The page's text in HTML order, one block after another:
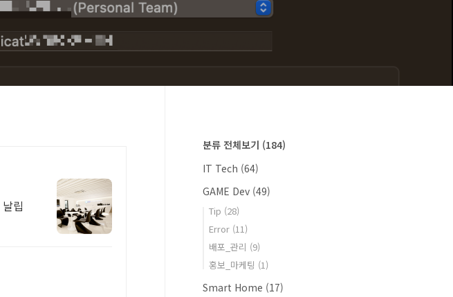
립
분류 전체보기 (184)
IT Tech (64)
GAME Dev (49)
Tip (28)
Error (11)
배포_관리 (9)
홍보_마케팅 (1)
Smart Home (17)